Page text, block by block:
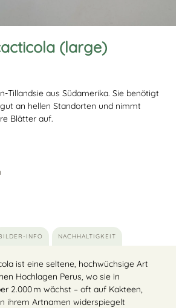
(large)
Tillandsie aus Südamerika. Sie benötigt
an hellen Standorten und nimmt
Blätter auf.
INFO NACHHALTIGKEIT
ist eine seltene, hochwüchsige Art
Hochlagen Perus, wo sie in
2.000 m wächst – oft auf Kakteen,
ihrem Artnamen widerspiegelt